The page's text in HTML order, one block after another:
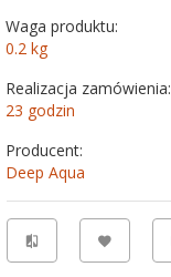
Waga produktu:
0.2 kg
Realizacja zamówienia:
23 godzin
Producent:
Deep Aqua